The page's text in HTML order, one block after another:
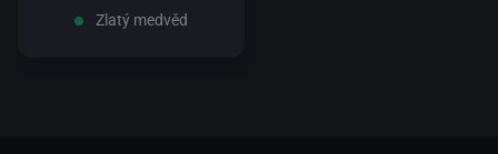
Zlatý medvěd